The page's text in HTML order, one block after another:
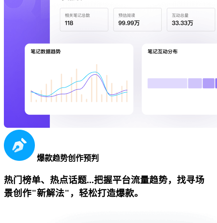
爆款趋势创作预判
热门榜单、热点话题...把握平台流量趋势，找寻场
景创作"新解法"，轻松打造爆款。